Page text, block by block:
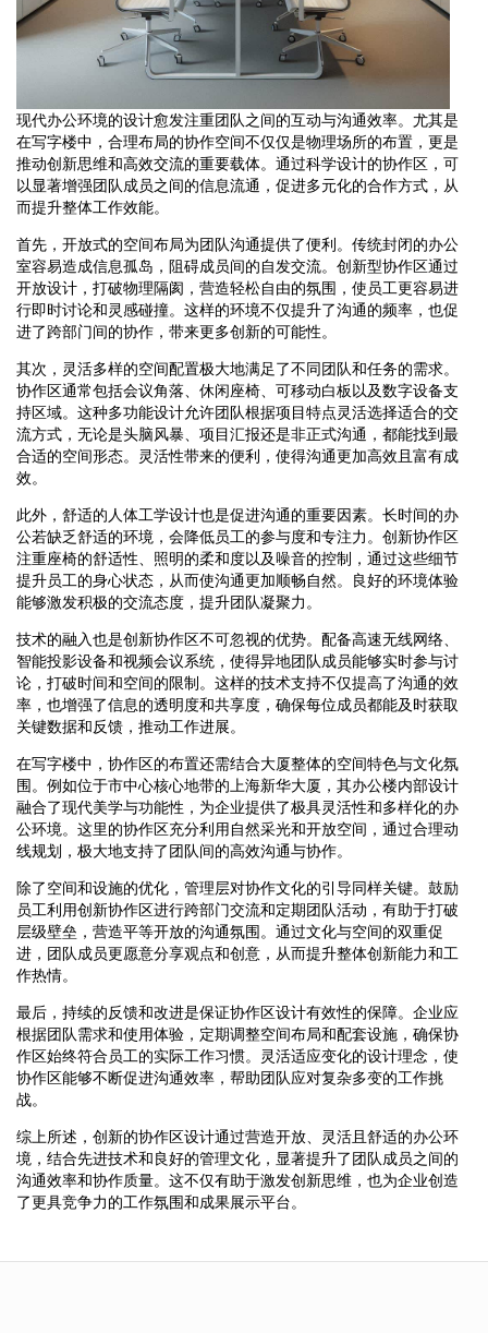
现代办公环境的设计愈发注重团队之间的互动与沟通效率。尤其是
在写字楼中，合理布局的协作空间不仅仅是物理场所的布置，更是
推动创新思维和高效交流的重要载体。通过科学设计的协作区，可
以显著增强团队成员之间的信息流通，促进多元化的合作方式，从
而提升整体工作效能。
首先，开放式的空间布局为团队沟通提供了便利。传统封闭的办公
室容易造成信息孤岛，阻碍成员间的自发交流。创新型协作区通过
开放设计，打破物理隔阂，营造轻松自由的氛围，使员工更容易进
行即时讨论和灵感碰撞。这样的环境不仅提升了沟通的频率，也促
进了跨部门间的协作，带来更多创新的可能性。
其次，灵活多样的空间配置极大地满足了不同团队和任务的需求。
协作区通常包括会议角落、休闲座椅、可移动白板以及数字设备支
持区域。这种多功能设计允许团队根据项目特点灵活选择适合的交
流方式，无论是头脑风暴、项目汇报还是非正式沟通，都能找到最
合适的空间形态。灵活性带来的便利，使得沟通更加高效且富有成
效。
此外，舒适的人体工学设计也是促进沟通的重要因素。长时间的办
公若缺乏舒适的环境，会降低员工的参与度和专注力。创新协作区
注重座椅的舒适性、照明的柔和度以及噪音的控制，通过这些细节
提升员工的身心状态，从而使沟通更加顺畅自然。良好的环境体验
能够激发积极的交流态度，提升团队凝聚力。
技术的融入也是创新协作区不可忽视的优势。配备高速无线网络、
智能投影设备和视频会议系统，使得异地团队成员能够实时参与讨
论，打破时间和空间的限制。这样的技术支持不仅提高了沟通的效
率，也增强了信息的透明度和共享度，确保每位成员都能及时获取
关键数据和反馈，推动工作进展。
在写字楼中，协作区的布置还需结合大厦整体的空间特色与文化氛
围。例如位于市中心核心地带的上海新华大厦，其办公楼内部设计
融合了现代美学与功能性，为企业提供了极具灵活性和多样化的办
公环境。这里的协作区充分利用自然采光和开放空间，通过合理动
线规划，极大地支持了团队间的高效沟通与协作。
除了空间和设施的优化，管理层对协作文化的引导同样关键。鼓励
员工利用创新协作区进行跨部门交流和定期团队活动，有助于打破
层级壁垒，营造平等开放的沟通氛围。通过文化与空间的双重促
进，团队成员更愿意分享观点和创意，从而提升整体创新能力和工
作热情。
最后，持续的反馈和改进是保证协作区设计有效性的保障。企业应
根据团队需求和使用体验，定期调整空间布局和配套设施，确保协
作区始终符合员工的实际工作习惯。灵活适应变化的设计理念，使
协作区能够不断促进沟通效率，帮助团队应对复杂多变的工作挑
战。
综上所述，创新的协作区设计通过营造开放、灵活且舒适的办公环
境，结合先进技术和良好的管理文化，显著提升了团队成员之间的
沟通效率和协作质量。这不仅有助于激发创新思维，也为企业创造
了更具竞争力的工作氛围和成果展示平台。